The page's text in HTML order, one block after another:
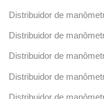
Distribuidor de
Distribuidor de
Distribuidor de
Distribuidor de